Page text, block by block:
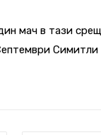
мач в тази
Симитли